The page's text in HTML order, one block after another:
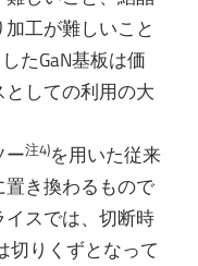
工が難しいこと
たGaN基板は価
しての利用の大
ー注4)を用いた従来
き換わるもので
スでは、切断時
切りくずとなって